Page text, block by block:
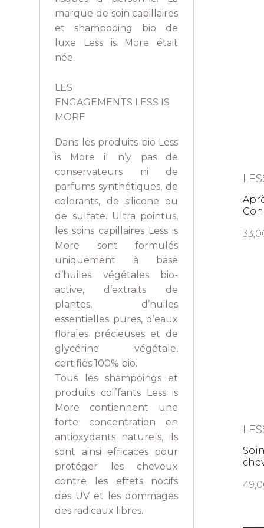
marque de soin capillaires
et shampooing bio de
luxe Less is More était
née.
LES
ENGAGEMENTS LESS IS
MORE
Dans les produits bio Less
is More il n’y pas de
conservateurs ni de
parfums synthétiques, de
colorants, de silicone ou
de sulfate. Ultra pointus,
les soins capillaires Less is
More sont formulés
uniquement à base
d’huiles végétales bio-
active, d’extraits de
plantes, d’huiles
essentielles pures, d’eaux
florales précieuses et de
glycérine végétale,
certifiés 100% bio.
Tous les shampoings et
produits coiffants Less is
More contiennent une
forte concentration en
antioxydants naturels, ils
sont ainsi efficaces pour
protéger les cheveux
contre les effets nocifs
des UV et les dommages
des radicaux libres.